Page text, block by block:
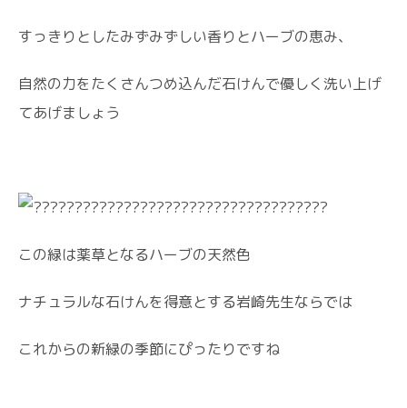
すっきりとしたみずみずしい香りとハーブの恵み、
自然の力をたくさんつめ込んだ石けんで優しく洗い上げ
てあげましょう
この緑は薬草となるハーブの天然色
ナチュラルな石けんを得意とする岩崎先生ならでは
これからの新緑の季節にぴったりですね